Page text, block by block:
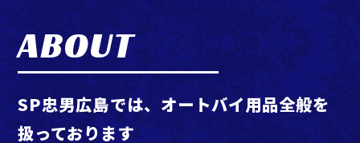
ABOUT
SP忠男広島では、オートバイ用品全般を
扱っております